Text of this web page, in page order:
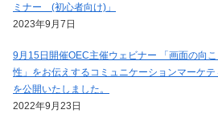
ミナー (初心者向け)」
2023年9月7日
9月15日開催OEC主催ウェビナー 「画面の向
性」をお伝えするコミュニケーションマーケ
を公開いたしました。
2022年9月23日